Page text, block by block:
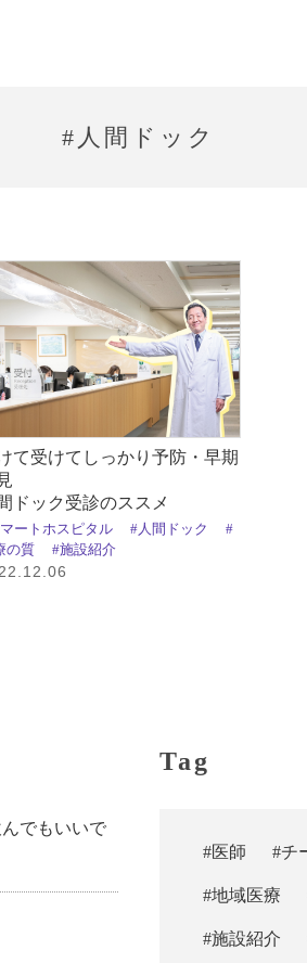
#人間ドック
て受けてしっかり予防・早期
ドック受診のススメ
ートホスピタル #人間ドック
#
の質
#施設紹介
でもいいで
Tag
#医師 #チ
#地域医療
#施設紹介